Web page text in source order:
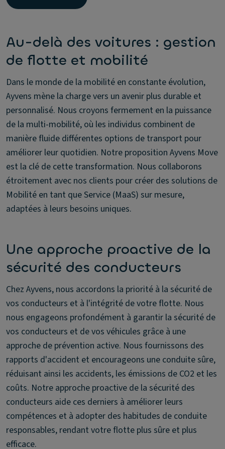
Au-delà des voitures : gestion
de flotte et mobilité
Dans le monde de la mobilité en constante évolution,
Ayvens mène la charge vers un avenir plus durable et
personnalisé. Nous croyons fermement en la puissance
de la multi-mobilité, où les individus combinent de
manière fluide différentes options de transport pour
améliorer leur quotidien. Notre proposition Ayvens Move
est la clé de cette transformation. Nous collaborons
étroitement avec nos clients pour créer des solutions de
Mobilité en tant que Service (MaaS) sur mesure,
adaptées à leurs besoins uniques.
Une approche proactive de la
sécurité des conducteurs
Chez Ayvens, nous accordons la priorité à la sécurité de
vos conducteurs et à l'intégrité de votre flotte. Nous
nous engageons profondément à garantir la sécurité de
vos conducteurs et de vos véhicules grâce à une
approche de prévention active. Nous fournissons des
rapports d'accident et encourageons une conduite sûre,
réduisant ainsi les accidents, les émissions de CO2 et les
coûts. Notre approche proactive de la sécurité des
conducteurs aide ces derniers à améliorer leurs
compétences et à adopter des habitudes de conduite
responsables, rendant votre flotte plus sûre et plus
efficace.